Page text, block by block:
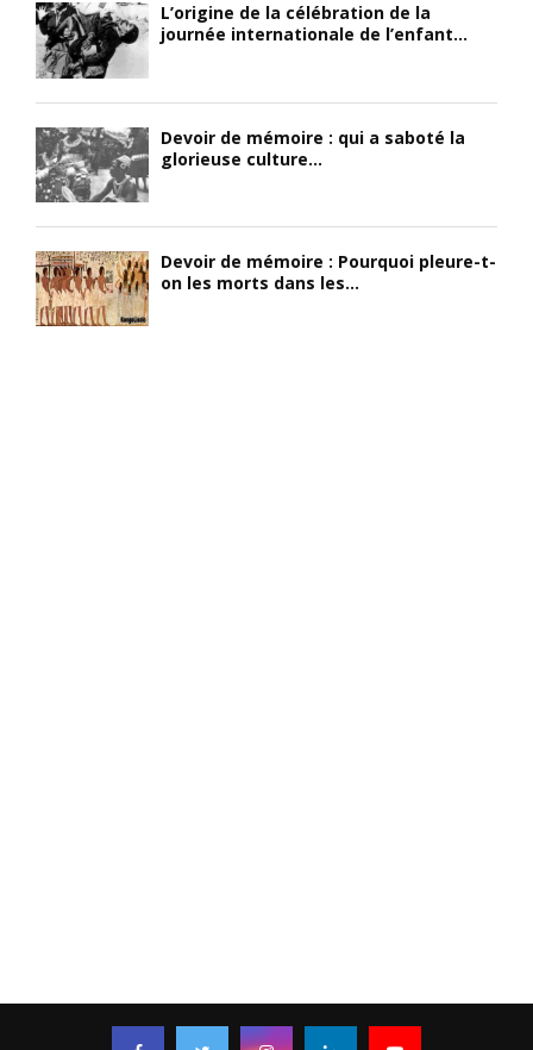
L’origine de la célébration de la
journée internationale de l’enfant...
Devoir de mémoire : qui a saboté la
glorieuse culture...
Devoir de mémoire : Pourquoi pleure-t-
on les morts dans les...